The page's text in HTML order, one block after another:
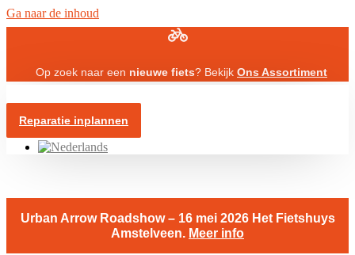
Ga naar de inhoud
Op zoek naar een nieuwe fiets? Bekijk Ons Assortiment
Reparatie inplannen
Urban Arrow Roadshow – 16 mei 2026 Het Fietshuys
Amstelveen. Meer info